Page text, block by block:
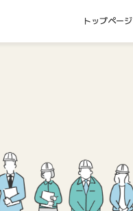
トップページ